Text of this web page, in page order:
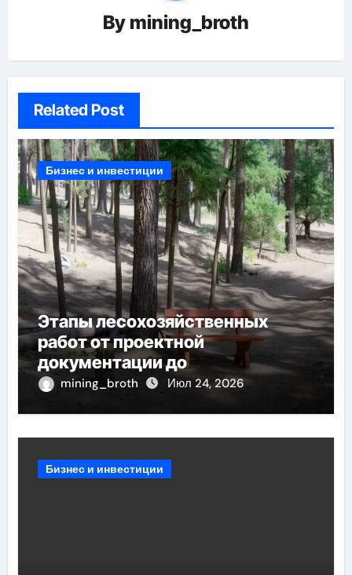
By mining_broth
Related Post
Бизнес и инвестиции
Этапы лесохозяйственных
работ от проектной
документации до
противопожарных мероприятий
и обустройства мест отдыха
mining_broth Июл 24, 2026
Бизнес и инвестиции